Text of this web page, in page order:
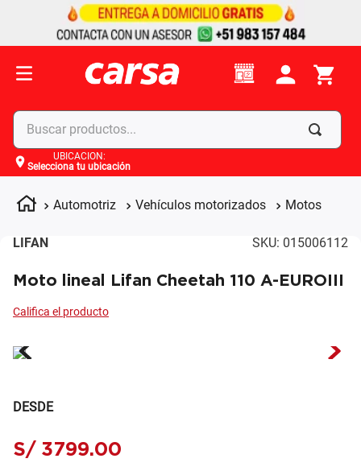
Buscar productos...
UBICACIÓN:
Selecciona tu ubicación
Automotriz Vehículos motorizados Motos
LIFAN SKU: 015006112
Moto lineal Lifan Cheetah 110 A-EUROIII
DESDE
S/ 3799.00
Términos más buscados
celulares
4. apple